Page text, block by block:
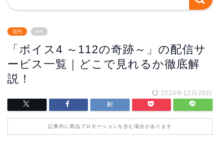
現代 PR
「ボイス4 ～112の奇跡～」の配信サ
ービス一覧｜どこで見れるか徹底解
説！
2024年12月20日
記事内に商品プロモーションを含む場合があります